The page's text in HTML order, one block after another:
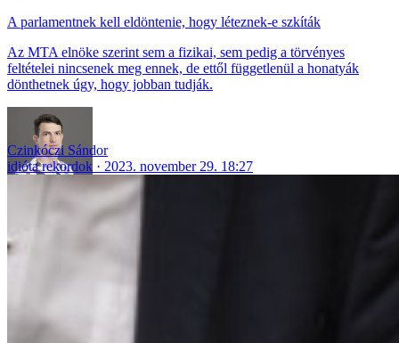
A parlamentnek kell eldöntenie, hogy léteznek-e szkíták
Az MTA elnöke szerint sem a fizikai, sem pedig a törvényes
feltételei nincsenek meg ennek, de ettől függetlenül a honatyák
dönthetnek úgy, hogy jobban tudják.
Czinkóczi Sándor
idióta rekordok
2023. november 29. 18:27